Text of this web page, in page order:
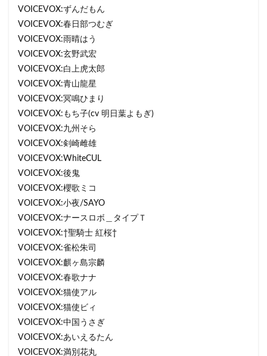
VOICEVOX:ずんだもん
VOICEVOX:春日部つむぎ
VOICEVOX:雨晴はう
VOICEVOX:玄野武宏
VOICEVOX:白上虎太郎
VOICEVOX:青山龍星
VOICEVOX:冥鳴ひまり
VOICEVOX:もち子(cv 明日葉よもぎ)
VOICEVOX:九州そら
VOICEVOX:剣崎雌雄
VOICEVOX:WhiteCUL
VOICEVOX:後鬼
VOICEVOX:櫻歌ミコ
VOICEVOX:小夜/SAYO
VOICEVOX:ナースロボ＿タイプＴ
VOICEVOX:†聖騎士 紅桜†
VOICEVOX:雀松朱司
VOICEVOX:麒ヶ島宗麟
VOICEVOX:春歌ナナ
VOICEVOX:猫使アル
VOICEVOX:猫使ビィ
VOICEVOX:中国うさぎ
VOICEVOX:あいえるたん
VOICEVOX:満別花丸